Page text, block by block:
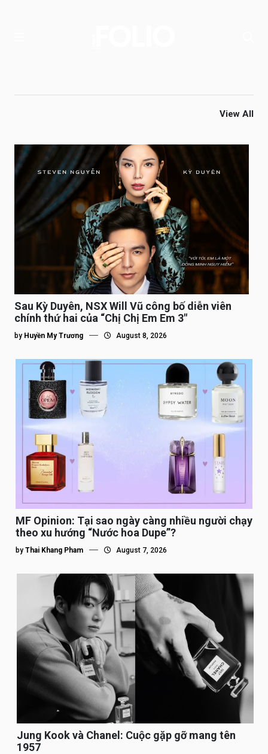
View All
Sau Kỳ Duyên, NSX Will Vũ công bố diễn viên
chính thứ hai của “Chị Chị Em Em 3″
by Huyền My Trương August 8, 2026
MF Opinion: Tại sao ngày càng nhiều người chạy
theo xu hướng “Nước hoa Dupe”?
by Thai Khang Pham August 7, 2026
Jung Kook và Chanel: Cuộc gặp gỡ mang tên
1957